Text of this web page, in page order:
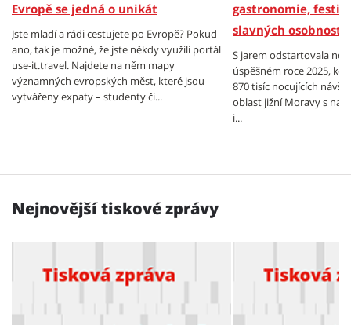
Evropě se jedná o unikát
Jste mladí a rádi cestujete po Evropě? Pokud
ano, tak je možné, že jste někdy využili portál
use-it.travel. Najdete na něm mapy
významných evropských měst, které jsou
vytvářeny expaty – studenty či...
gastronomie,
slavných osobností
S jarem odstartovala
úspěšném roce 2025,
870 tisíc nocujících
oblast jižní Moravy s
i...
Nejnovější tiskové zprávy